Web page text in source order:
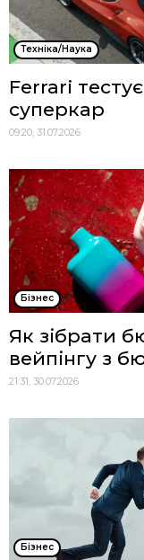
Техніка/Наука
Ferrari
суперкар
09:20, 31.07.2026
Бізнес
Як зібрати
вейпінгу з
21:31, 30.07.2026
Бізнес